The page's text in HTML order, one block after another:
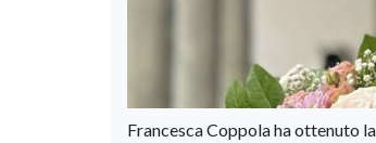
Francesca Coppola ha ottenuto